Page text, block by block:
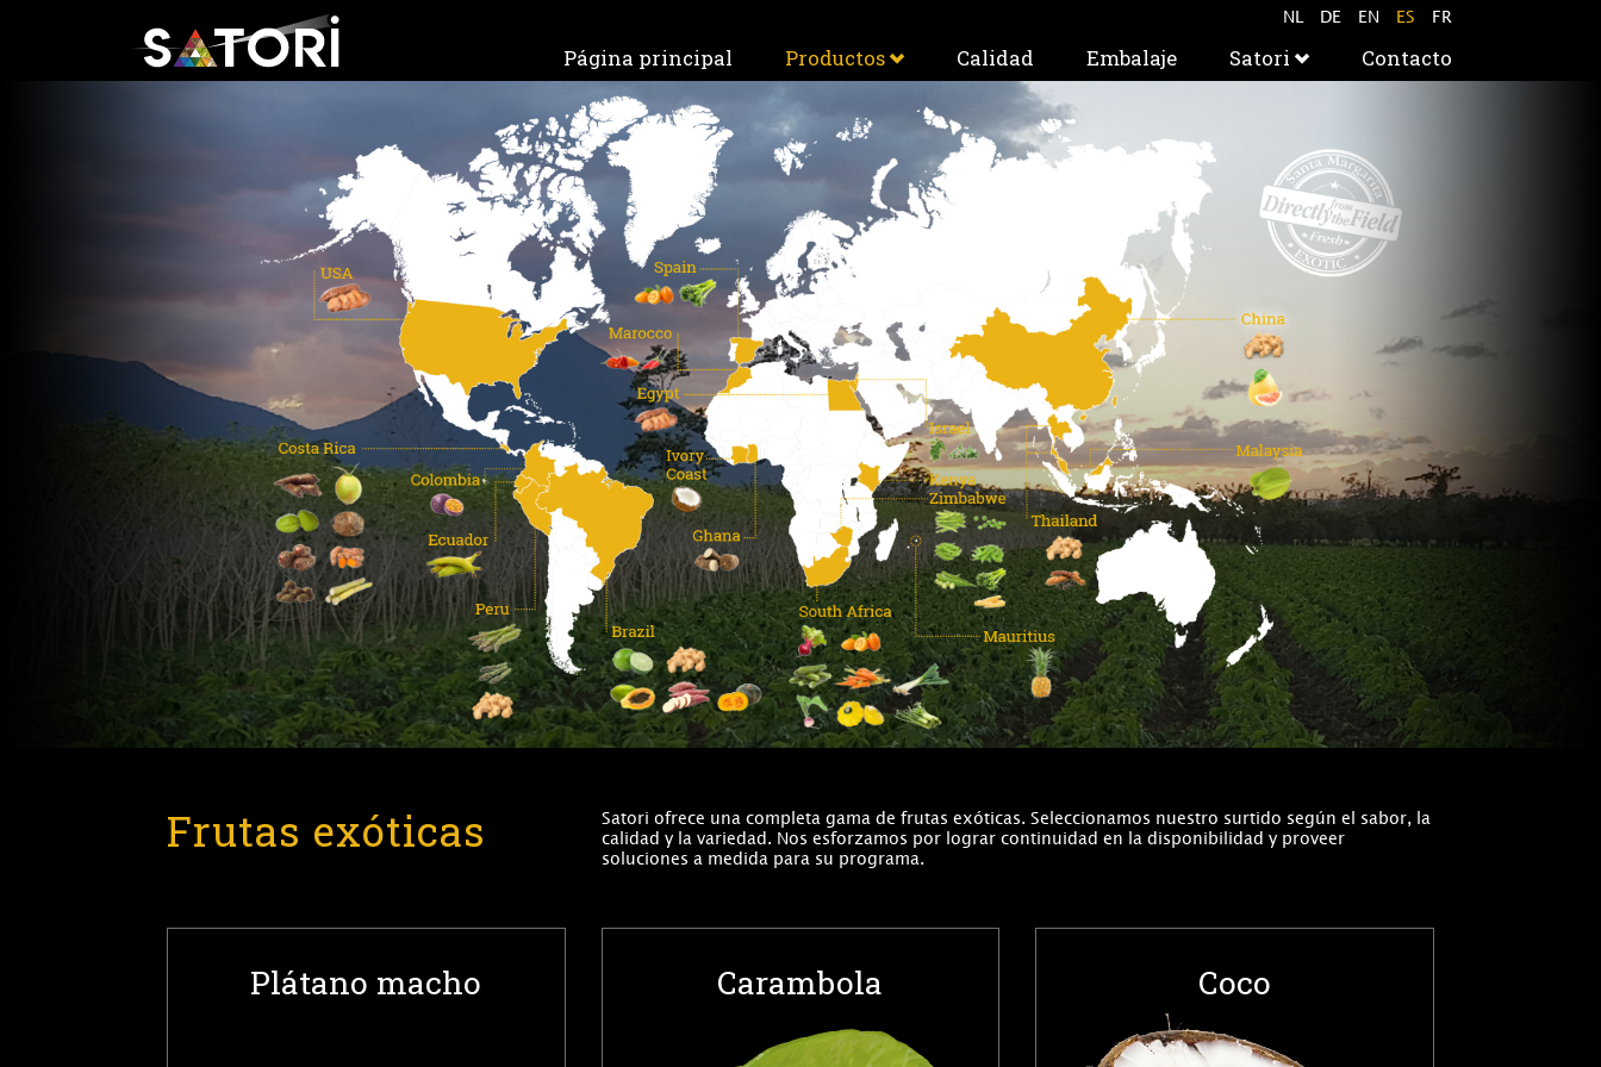
NL DE EN ES FR
Página principal Productos Calidad Embalaje Satori Contacto
Frutas exóticas
Satori ofrece una completa gama de frutas exóticas. Seleccionamos nuestro surtido según el sabor, la
calidad y la variedad. Nos esforzamos por lograr continuidad en la disponibilidad y proveer
soluciones a medida para su programa.
Plátano macho Carambola Coco